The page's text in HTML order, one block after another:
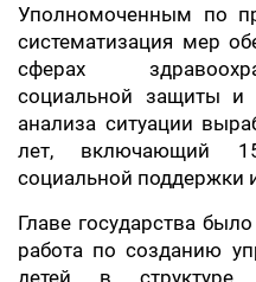
Уполномоченным по
систематизация мер
сферах
социальной защиты и
анализа ситуации
лет, включающий
социальной поддержки
Главе государства
работа по созданию
детей в